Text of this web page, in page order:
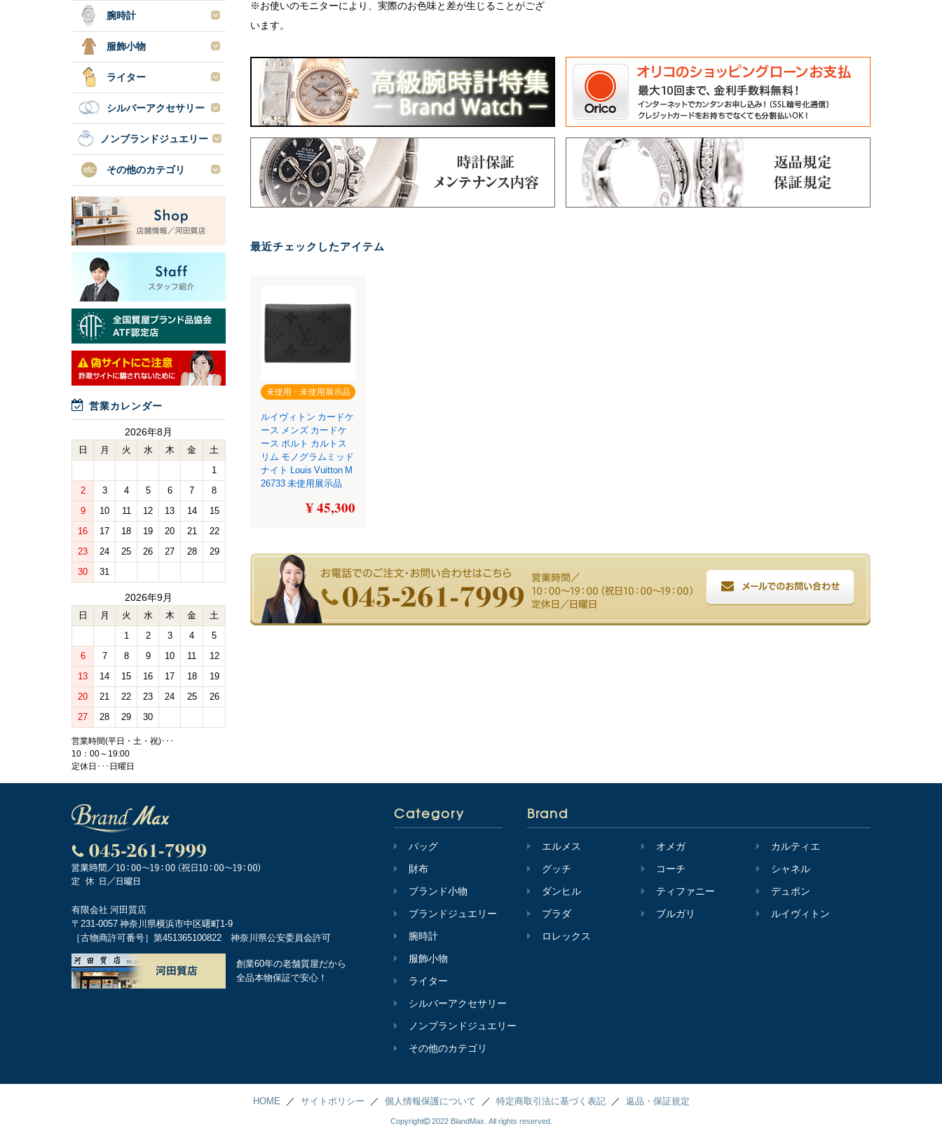
※お使いのモニターにより、実際のお色味と差が生じることがござ
います。
最近チェックしたアイテム
未使用・未使用展示品
ルイヴィトン カードケ
ース メンズ カードケ
ース ポルト カルトス
リム モノグラムミッド
ナイト Louis Vuitton M
26733 未使用展示品
¥ 45,300
腕時計
服飾小物
ライター
シルバーアクセサリー
ノンブランドジュエリー
その他のカテゴリ
営業カレンダー
2026年8月
日 月 火 水 木 金 土
1
2 3 4 5 6 7 8
9 10 11 12 13 14 15
16 17 18 19 20 21 22
23 24 25 26 27 28 29
30 31
2026年9月
日 月 火 水 木 金 土
1 2 3 4 5
6 7 8 9 10 11 12
13 14 15 16 17 18 19
20 21 22 23 24 25 26
27 28 29 30
営業時間(平日・土・祝)･･･
10：00～19:00
定休日･･･日曜日
Brand
エルメス オメガ カルティエ
グッチ コーチ シャネル
ダンヒル ティファニー デュポン
プラダ ブルガリ ルイヴィトン
ロレックス
Category
バッグ
財布
ブランド小物
ブランドジュエリー
腕時計
服飾小物
ライター
シルバーアクセサリー
ノンブランドジュエリー
その他のカテゴリ
有限会社 河田質店
〒231-0057 神奈川県横浜市中区曙町1-9
［古物商許可番号］第451365100822 神奈川県公安委員会許可
創業60年の老舗質屋だから
全品本物保証で安心！
HOME サイトポリシー 個人情報保護について 特定商取引法に基づく表記 返品・保証規定
Copyright 2022 BlandMax. All rights reserved.